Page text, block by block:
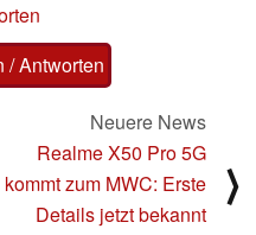
/ Antworten
Neuere News
Realme X50 Pro 5G
kommt zum MWC: Erste
Details jetzt bekannt
⟩